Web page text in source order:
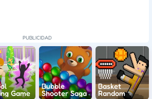
Game
Bubble
Shooter Saga
Basket
Random